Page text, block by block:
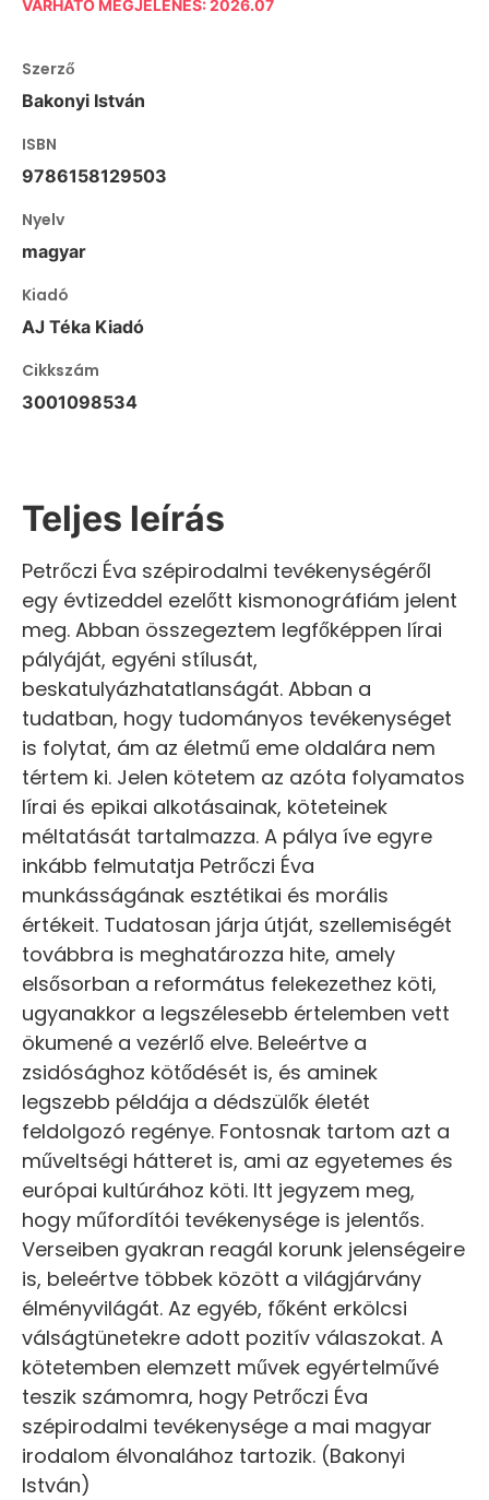
VÁRHATÓ MEGJELENÉS: 2026.07
Szerző
Bakonyi István
ISBN
9786158129503
Nyelv
magyar
Kiadó
AJ Téka Kiadó
Cikkszám
3001098534
Teljes leírás
Petrőczi Éva szépirodalmi tevékenységéről
egy évtizeddel ezelőtt kismonográfiám jelent
meg. Abban összegeztem legfőképpen lírai
pályáját, egyéni stílusát,
beskatulyázhatatlanságát. Abban a
tudatban, hogy tudományos tevékenységet
is folytat, ám az életmű eme oldalára nem
tértem ki. Jelen kötetem az azóta folyamatos
lírai és epikai alkotásainak, köteteinek
méltatását tartalmazza. A pálya íve egyre
inkább felmutatja Petrőczi Éva
munkásságának esztétikai és morális
értékeit. Tudatosan járja útját, szellemiségét
továbbra is meghatározza hite, amely
elsősorban a református felekezethez köti,
ugyanakkor a legszélesebb értelemben vett
ökumené a vezérlő elve. Beleértve a
zsidósághoz kötődését is, és aminek
legszebb példája a dédszülők életét
feldolgozó regénye. Fontosnak tartom azt a
műveltségi hátteret is, ami az egyetemes és
európai kultúrához köti. Itt jegyzem meg,
hogy műfordítói tevékenysége is jelentős.
Verseiben gyakran reagál korunk jelenségeire
is, beleértve többek között a világjárvány
élményvilágát. Az egyéb, főként erkölcsi
válságtünetekre adott pozitív válaszokat. A
kötetemben elemzett művek egyértelművé
teszik számomra, hogy Petrőczi Éva
szépirodalmi tevékenysége a mai magyar
irodalom élvonalához tartozik. (Bakonyi
István)